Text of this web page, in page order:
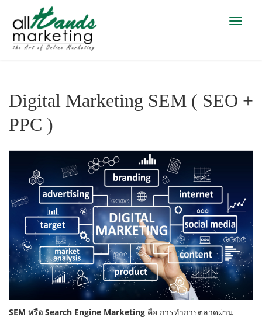
Toggle
Digital Marketing SEM ( SEO +
PPC )
SEM หรือ Search Engine Marketing คือ การทำการตลาดผ่าน